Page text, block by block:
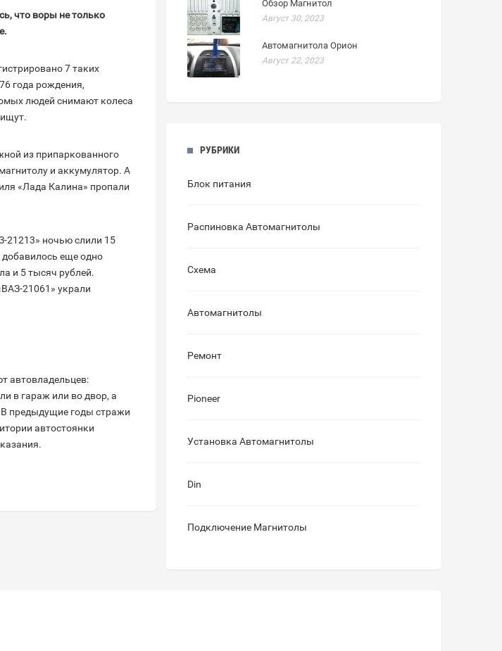
что воры не только
7 таких
года рождения,
людей снимают колеса
из припаркованного
и аккумулятор. А
«Лада Калина» пропали
21213» ночью слили 15
еще одно
и 5 тысяч рублей.
21061» украли
автовладельцев:
в гараж или во двор, а
предыдущие годы стражи
автостоянки
Обзор Магнитол
Август 30, 2023
Автомагнитола Орион
Август 22, 2023
РУБРИКИ
Блок питания
Распиновка Автомагнитолы
Схема
Автомагнитолы
Ремонт
Pioneer
Установка Автомагнитолы
Din
Подключение Магнитолы